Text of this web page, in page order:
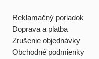
Reklamačný poriadok
Doprava a platba
Zrušenie objednávky
Obchodné podmienky